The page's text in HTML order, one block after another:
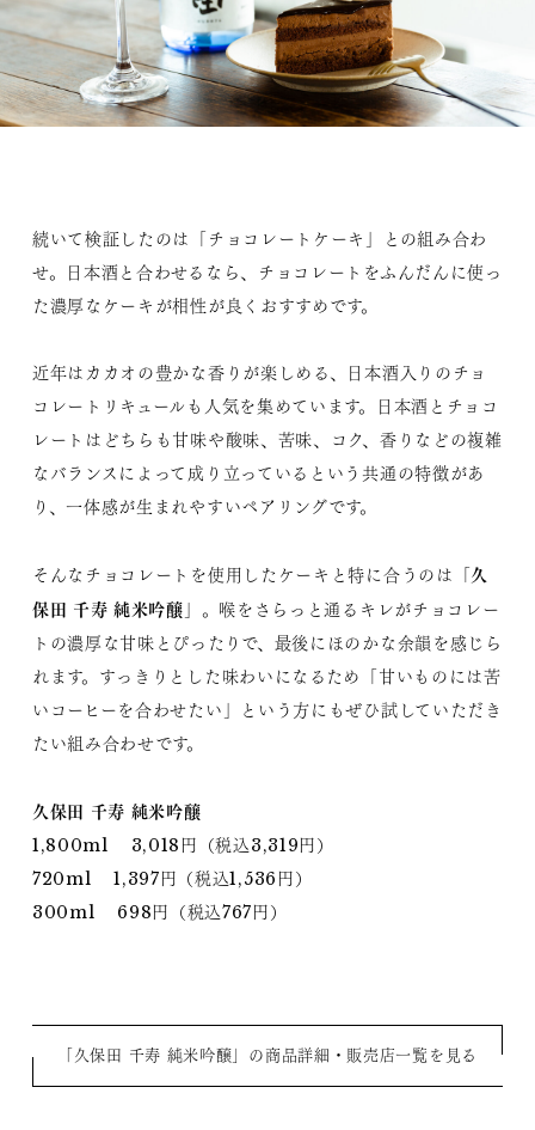
続いて検証したのは「チョコレートケーキ」との組み合わ
せ。日本酒と合わせるなら、チョコレートをふんだんに使っ
た濃厚なケーキが相性が良くおすすめです。
近年はカカオの豊かな香りが楽しめる、日本酒入りのチョ
コレートリキュールも人気を集めています。日本酒とチョコ
レートはどちらも甘味や酸味、苦味、コク、香りなどの複雑
なバランスによって成り立っているという共通の特徴があ
り、一体感が生まれやすいペアリングです。
そんなチョコレートを使用したケーキと特に合うのは「久
保田 千寿 純米吟醸 」。喉をさらっと通るキレがチョコレー
トの濃厚な甘味とぴったりで、最後にほのかな余韻を感じら
れます。すっきりとした味わいになるため「甘いものには苦
いコーヒーを合わせたい」という方にもぜひ試していただき
たい組み合わせです。
久保田 千寿 純米吟醸
1,800ml 3,018円（税込3,319円）
720ml 1,397円（税込1,536円）
300ml 698円（税込767円）
「久保田 千寿 純米吟醸」の商品詳細・販売店一覧を見る